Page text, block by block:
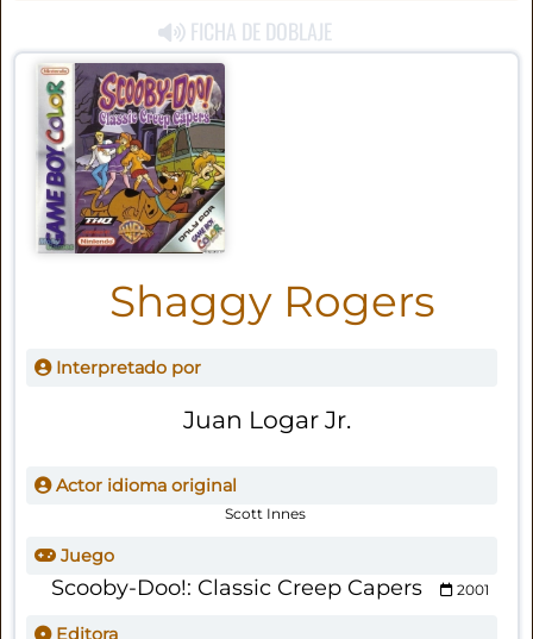
FICHA DE DOBLAJE
Shaggy Rogers
Interpretado por
Juan Logar Jr.
Actor idioma original
Scott Innes
Juego
Scooby-Doo!: Classic Creep Capers 2001
Editora